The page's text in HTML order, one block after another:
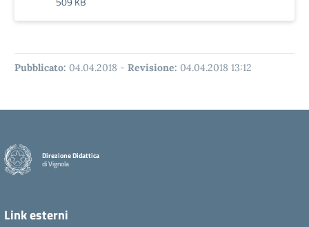
Pubblicato: 04.04.2018 - Revisione: 04.04.2018 13:12
Direzione Didattica
di Vignola
Link esterni